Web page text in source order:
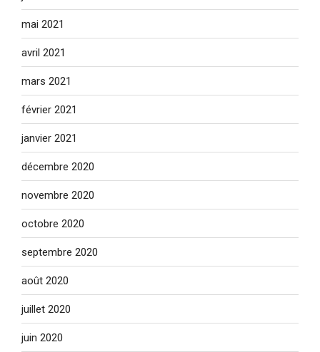
mai 2021
avril 2021
mars 2021
février 2021
janvier 2021
décembre 2020
novembre 2020
octobre 2020
septembre 2020
août 2020
juillet 2020
juin 2020